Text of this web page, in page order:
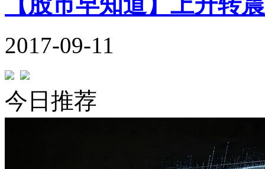
2017-09-11
今日推荐